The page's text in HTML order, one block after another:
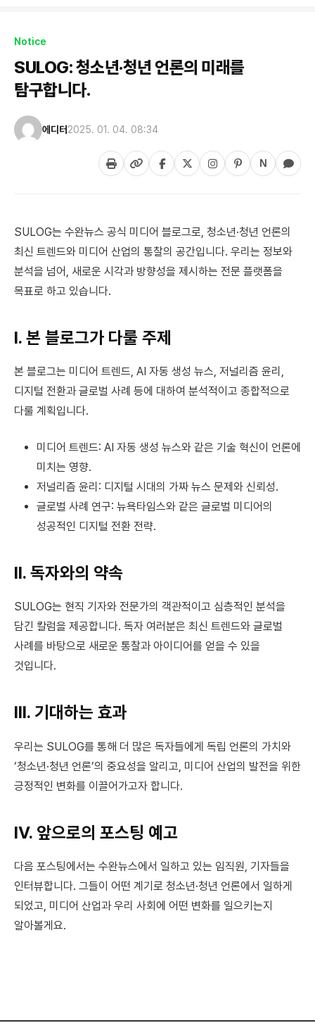
Notice
SULOG: 청소년·청년 언론의 미래를
탐구합니다.
에디터2025. 01. 04. 08:34
N
SULOG는 수완뉴스 공식 미디어 블로그로, 청소년·청년 언론의
최신 트렌드와 미디어 산업의 통찰의 공간입니다. 우리는 정보와
분석을 넘어, 새로운 시각과 방향성을 제시하는 전문 플랫폼을
목표로 하고 있습니다.
I. 본 블로그가 다룰 주제
본 블로그는 미디어 트렌드, AI 자동 생성 뉴스, 저널리즘 윤리,
디지털 전환과 글로벌 사례 등에 대하여 분석적이고 종합적으로
다룰 계획입니다.
미디어 트렌드: AI 자동 생성 뉴스와 같은 기술 혁신이 언론에
미치는 영향.
저널리즘 윤리: 디지털 시대의 가짜 뉴스 문제와 신뢰성.
글로벌 사례 연구: 뉴욕타임스와 같은 글로벌 미디어의
성공적인 디지털 전환 전략.
II. 독자와의 약속
SULOG는 현직 기자와 전문가의 객관적이고 심층적인 분석을
담긴 칼럼을 제공합니다. 독자 여러분은 최신 트렌드와 글로벌
사례를 바탕으로 새로운 통찰과 아이디어를 얻을 수 있을
것입니다.
III. 기대하는 효과
우리는 SULOG를 통해 더 많은 독자들에게 독립 언론의 가치와
‘청소년·청년 언론’의 중요성을 알리고, 미디어 산업의 발전을 위한
긍정적인 변화를 이끌어가고자 합니다.
IV. 앞으로의 포스팅 예고
다음 포스팅에서는 수완뉴스에서 일하고 있는 임직원, 기자들을
인터뷰합니다. 그들이 어떤 계기로 청소년·청년 언론에서 일하게
되었고, 미디어 산업과 우리 사회에 어떤 변화를 일으키는지
알아볼게요.